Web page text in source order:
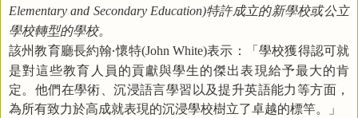
Elementary and Secondary Education)特許成立的新學校或公立
學校轉型的學校。
該州教育廳長約翰‧懷特(John White)表示 ：「學校獲得認可就
是對這些教育人員的貢獻與學生的傑出表現給予最大的肯
定。他們在學術、沉浸語言學習以及提升英語能力等方面，
為所有致力於高成就表現的沉浸學校樹立了卓越的標竿。
」